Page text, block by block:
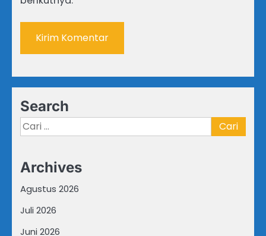
Search
Cari
untuk:
Archives
Agustus 2026
Juli 2026
Juni 2026